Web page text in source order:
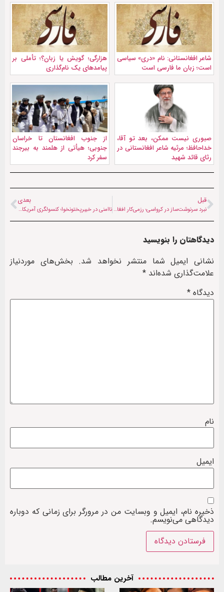
شاعر افغانستانی: نام «دری» سیاسی
است؛ زبان ما فارسی است
هزارگی؛ گویش یا زبان؟؛ تأملی بر
پیامدهای یک نام‌گذاری
صبوری نیست ممکن، بعد تو آقا،
خداحافظ؛ مرثیه شاعر افغانستانی در
رثای قائد شهید
از جنوب افغانستان تا خراسان
جنوبی؛ هیأتی از هلمند به بیرجند
سفر کرد
قبل
نبرد سرنوشت‌ساز در کرواسی؛ رزمی‌کار افغان به مصاف حریف آرژانتینی می‌رود
بعدی
ناامنی در خیبرپختونخوا؛ کنسولگری آمریکا در پیشاور تعطیل می‌شود
دیدگاهتان را بنویسید
نشانی ایمیل شما منتشر نخواهد شد. بخش‌های موردنیاز
علامت‌گذاری شده‌اند *
دیدگاه *
نام
ایمیل
ذخیره نام، ایمیل و وبسایت من در مرورگر برای زمانی که دوباره
دیدگاهی می‌نویسم.
آخرین مطالب